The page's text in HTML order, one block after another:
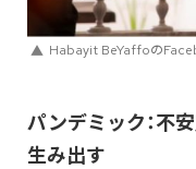
Habayit BeYaffoの
パンデミック：不
生み出す